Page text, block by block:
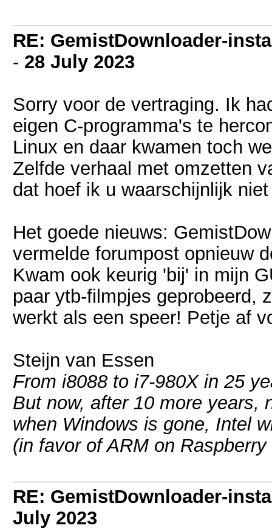
RE: GemistDownloader-
- 28 July 2023
Sorry voor de vertraging. Ik
eigen C-programma's te
Linux en daar kwamen toch
Zelfde verhaal met omzetten
dat hoef ik u waarschijnlijk
Het goede nieuws:
vermelde forumpost opnieuw
Kwam ook keurig 'bij' in mijn
paar ytb-filmpjes geprobeerd,
werkt als een speer! Petje af
Steijn van Essen
From i8088 to i7-980X in 25
But now, after 10 more years,
when Windows is gone, Intel
(in favor of ARM on Raspberry
RE: GemistDownloader-
July 2023